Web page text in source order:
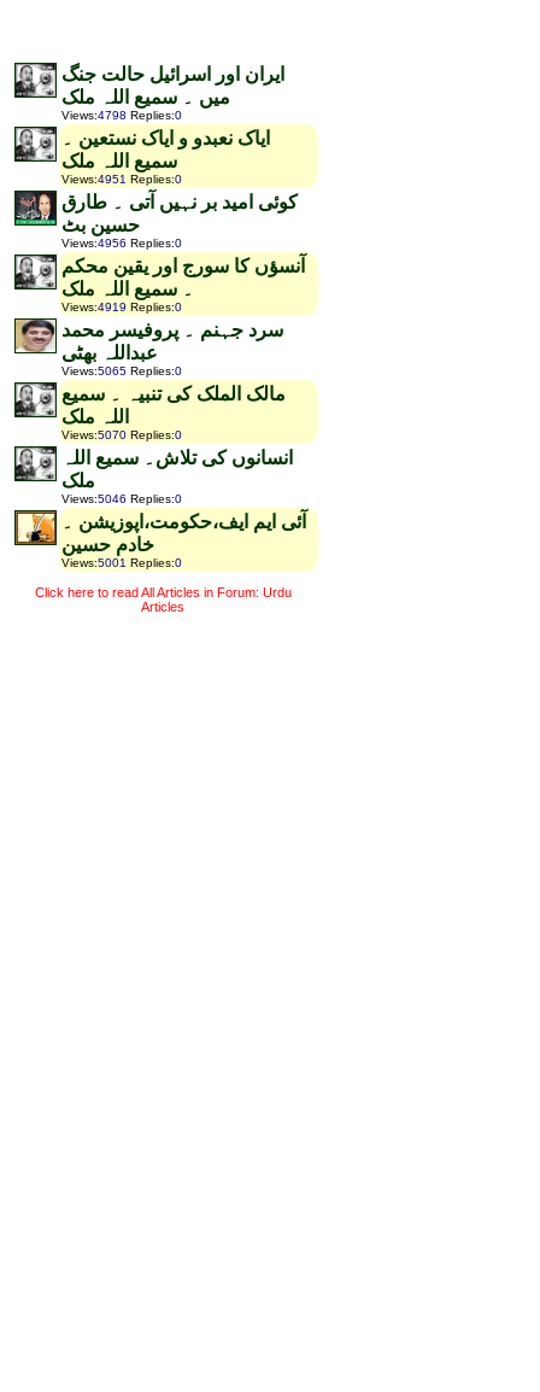
ایران اور اسرائیل حالت جنگ
میں ۔ سمیع اللہ ملک
Views:4798 Replies:0
ایاک نعبدو و ایاک نستعین ۔
سمیع اللہ ملک
Views:4951 Replies:0
کوئی امید بر نہیں آتی ۔ طارق
حسین بٹ
Views:4956 Replies:0
آنسؤں کا سورج اور یقین محکم
۔ سمیع اللہ ملک
Views:4919 Replies:0
سرد جہنم ۔ پروفیسر محمد
عبداللہ بھٹی
Views:5065 Replies:0
مالک الملک کی تنبیہ ۔ سمیع
اللہ ملک
Views:5070 Replies:0
انسانوں کی تلاش۔ سمیع اللہ
ملک
Views:5046 Replies:0
آئی ایم ایف،حکومت،اپوزیشن ۔
خادم حسین
Views:5001 Replies:0
Click here to read All Articles in Forum: Urdu
Articles